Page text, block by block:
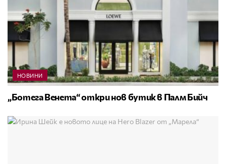
НОВИНИ
„Ботега Венета“ откри нов бутик в Палм Бийч